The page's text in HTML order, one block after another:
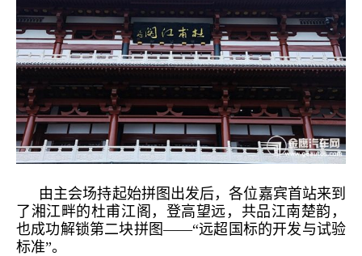
由主会场持起始拼图出发后，各位嘉宾首站来到
了湘江畔的杜甫江阁，登高望远，共品江南楚韵，
也成功解锁第二块拼图——“远超国标的开发与试验
标准”。